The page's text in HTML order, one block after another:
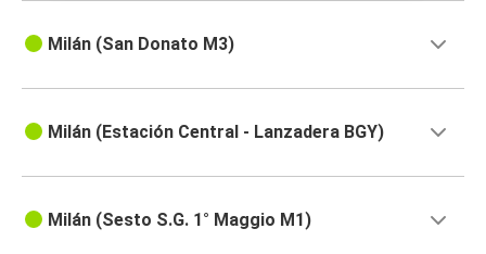
Milán (San Donato M3)
Milán (Estación Central - Lanzadera BGY)
Milán (Sesto S.G. 1° Maggio M1)